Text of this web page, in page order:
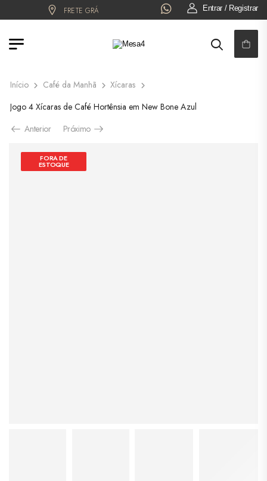
FRETE GRÁTIS: S. JOSÉ DO RIO PRETO! 6x NO CARTÃO
Entrar / Registrar
Início Café da Manhã
Xícaras
Jogo 4 Xícaras de Café Hortênsia em New Bone Azul
Anterior
Próximo
FORA DE
ESTOQUE